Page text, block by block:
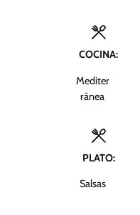
COCINA:
Mediter
ránea
PLATO:
Salsas